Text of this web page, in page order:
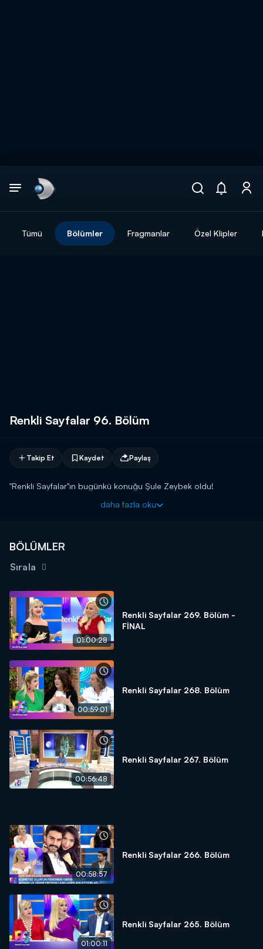
Tümü Bölümler Fragmanlar Özel Klipler
Renkli Sayfalar 96. Bölüm
Takip Et Kaydet Paylaş
"Renkli Sayfalar"ın bugünkü konuğu Şule Zeybek oldu!
daha fazla oku
BÖLÜMLER
Sırala
01:00:28
Renkli Sayfalar 269. Bölüm -
FİNAL
00:59:01
Renkli Sayfalar 268. Bölüm
00:56:48
Renkli Sayfalar 267. Bölüm
00:58:57
Renkli Sayfalar 266. Bölüm
01:00:11
Renkli Sayfalar 265. Bölüm